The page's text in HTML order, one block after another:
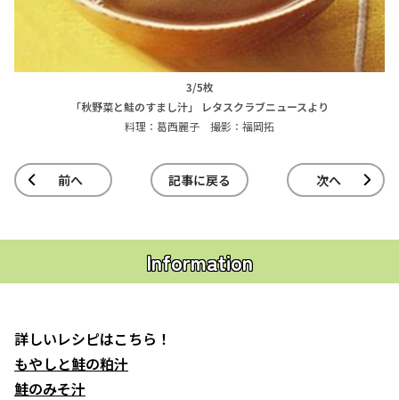
3/5枚
「秋野菜と鮭のすまし汁」 レタスクラブニュースより
料理：葛西麗子 撮影：福岡拓
前へ 記事に戻る 次へ
Information
詳しいレシピはこちら！
もやしと鮭の粕汁
鮭のみそ汁